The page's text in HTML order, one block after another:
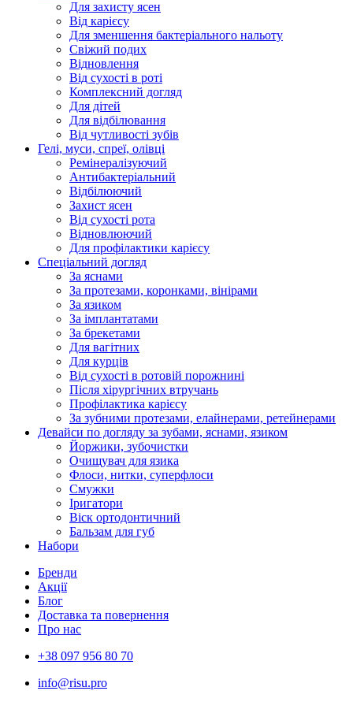
Для захисту ясен
Від карієсу
Для зменшення бактеріального нальоту
Свіжий подих
Відновлення
Від сухості в роті
Комплексний догляд
Для дітей
Для відбілювання
Від чутливості зубів
Гелі, муси, спреї, олівці
Ремінералізуючий
Антибактеріальний
Відбілюючий
Захист ясен
Від сухості рота
Відновлюючий
Для профілактики карієсу
Спеціальний догляд
За яснами
За протезами, коронками, вінірами
За язиком
За імплантатами
За брекетами
Для вагітних
Для курців
Від сухості в ротовій порожнині
Після хірургічних втручань
Профілактика карієсу
За зубними протезами, елайнерами, ретейнерами
Девайси по догляду за зубами, яснами, язиком
Йоржики, зубочистки
Очищувач для язика
Флоси, нитки, суперфлоси
Смужки
Іригатори
Віск ортодонтичний
Бальзам для губ
Набори
Бренди
Акції
Блог
Доставка та повернення
Про нас
+38 097 956 80 70
info@risu.pro